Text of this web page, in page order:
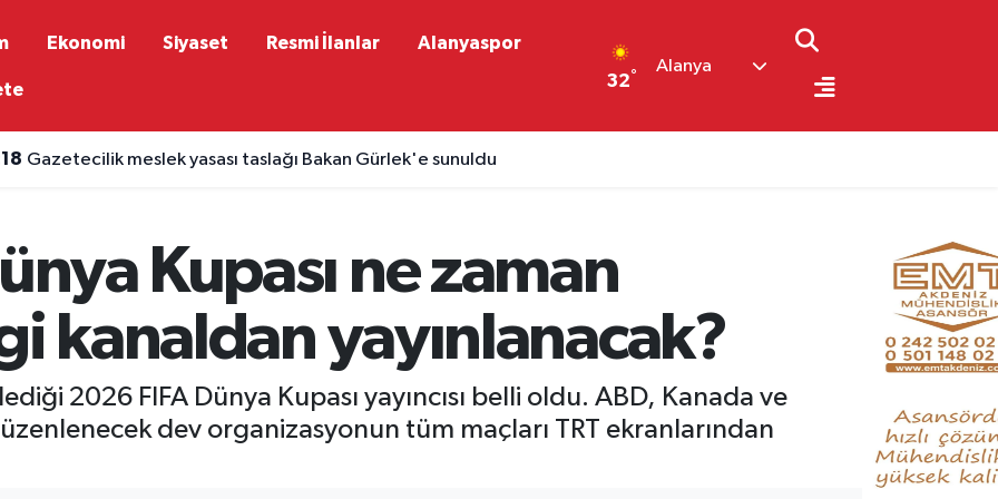
Ekonomi Siyaset Resmi İlanlar Alanyaspor
32°
Alanya
Gazetecilik meslek yasası taslağı Bakan Gürlek'e sunuldu
Kupası ne zaman
kanaldan yayınlanacak?
2026 FIFA Dünya Kupası yayıncısı belli oldu. ABD, Kanada ve
dev organizasyonun tüm maçları TRT ekranlarından